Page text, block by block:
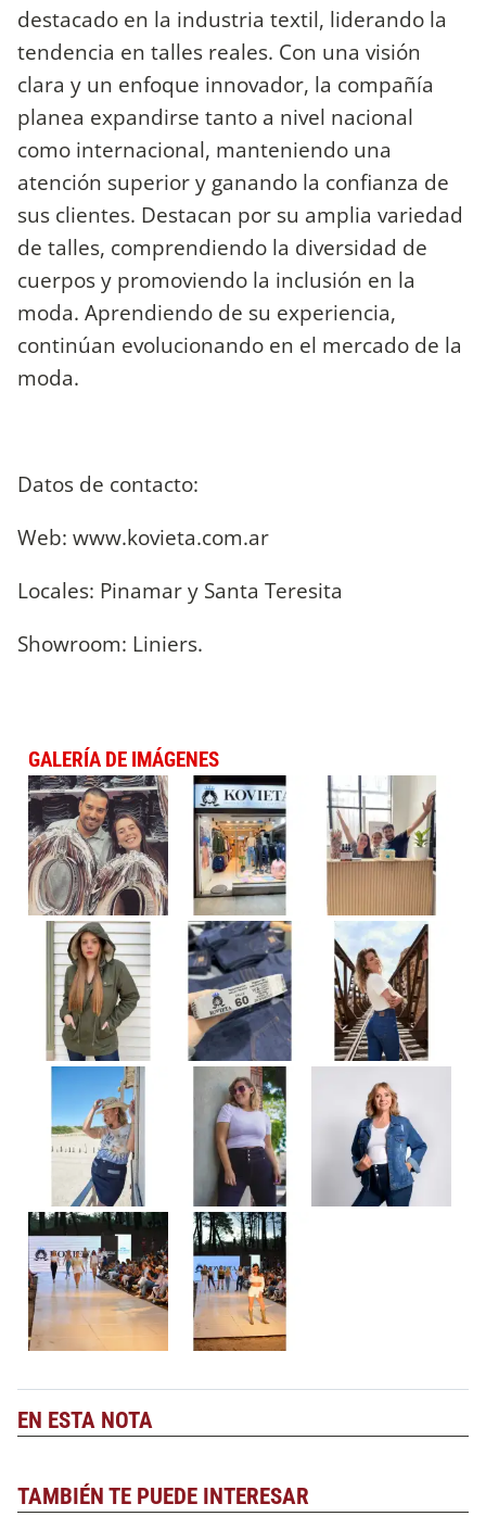
destacado en la industria textil, liderando la
tendencia en talles reales. Con una visión
clara y un enfoque innovador, la compañía
planea expandirse tanto a nivel nacional
como internacional, manteniendo una
atención superior y ganando la confianza de
sus clientes. Destacan por su amplia variedad
de talles, comprendiendo la diversidad de
cuerpos y promoviendo la inclusión en la
moda. Aprendiendo de su experiencia,
continúan evolucionando en el mercado de la
moda.
Datos de contacto:
Web: www.kovieta.com.ar
Locales: Pinamar y Santa Teresita
Showroom: Liniers.
GALERÍA DE IMÁGENES
EN ESTA NOTA
TAMBIÉN TE PUEDE INTERESAR